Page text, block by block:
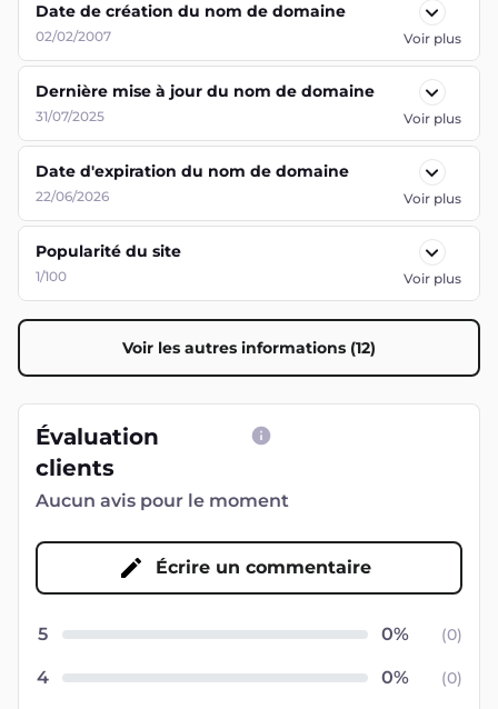
Date de création du nom de domaine
02/02/2007 Voir plus
Dernière mise à jour du nom de domaine
31/07/2025 Voir plus
Date d'expiration du nom de domaine
22/06/2026 Voir plus
Popularité du site
1/100 Voir plus
Voir les autres informations (12)
Évaluation
clients
Aucun avis pour le moment
Écrire un commentaire
5 (0)
4 (0)